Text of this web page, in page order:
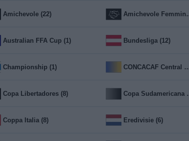
Amichevole (22)
Australian FFA Cup (1) Bundesliga (12)
Championship (1) CONCACAF Central
Copa Libertadores (8)
Coppa Italia (8) Eredivisie (6)